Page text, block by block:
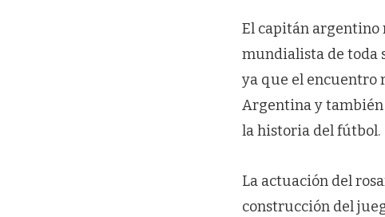
El capitán
mundialista de toda
ya que el encuentro
Argentina y también
la historia del fútbol.
La actuación del
construcción del